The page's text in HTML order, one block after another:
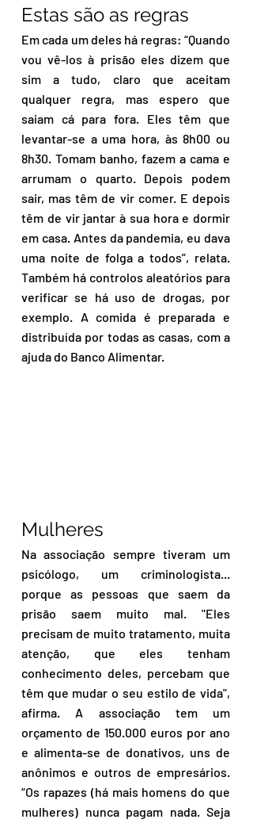
Estas são as regras
Em cada um deles há regras: “Quando
vou vê-los à prisão eles dizem que
sim a tudo, claro que aceitam
qualquer regra, mas espero que
saiam cá para fora. Eles têm que
levantar-se a uma hora, às 8h00 ou
8h30. Tomam banho, fazem a cama e
arrumam o quarto. Depois podem
sair, mas têm de vir comer. E depois
têm de vir jantar à sua hora e dormir
em casa. Antes da pandemia, eu dava
uma noite de folga a todos”, relata.
Também há controlos aleatórios para
verificar se há uso de drogas, por
exemplo. A comida é preparada e
distribuída por todas as casas, com a
ajuda do Banco Alimentar.
Mulheres
Na associação sempre tiveram um
psicólogo, um criminologista...
porque as pessoas que saem da
prisão saem muito mal. "Eles
precisam de muito tratamento, muita
atenção, que eles tenham
conhecimento deles, percebam que
têm que mudar o seu estilo de vida",
afirma. A associação tem um
orçamento de 150.000 euros por ano
e alimenta-se de donativos, uns de
anônimos e outros de empresários.
“Os rapazes (há mais homens do que
mulheres) nunca pagam nada. Seja